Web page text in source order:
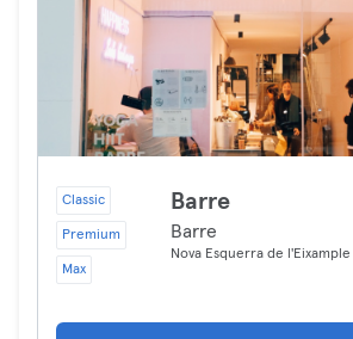
Classic
Premium
Max
Barre
Barre
Nova Esquerra de l'Eixample